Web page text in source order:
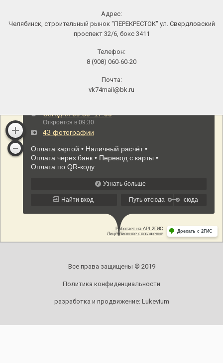
Адрес:
Челябинск, строительный рынок "ПЕРЕКРЕСТОК" ул. Свердловский
проспект 32/6, бокс 3411
Телефон:
8 (908) 060-60-20
Почта:
vk74mail@bk.ru
Все права защищены © 2019
Политика конфиденциальности
разработка и продвижение: Lukevium